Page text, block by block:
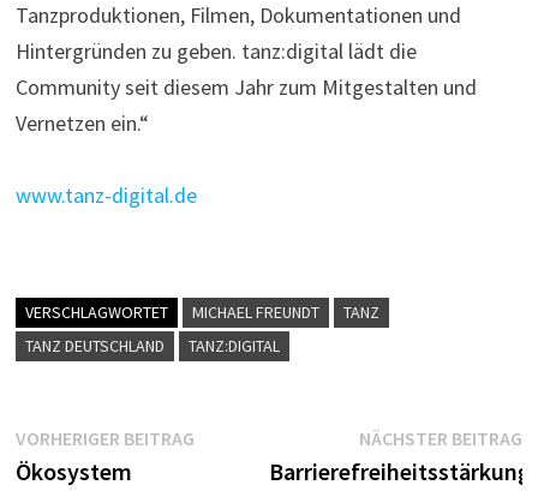
Tanzproduktionen, Filmen, Dokumentationen und
Hintergründen zu geben. tanz:digital lädt die
Community seit diesem Jahr zum Mitgestalten und
Vernetzen ein.“
www.tanz-digital.de
VERSCHLAGWORTET MICHAEL FREUNDT
TANZ
TANZ DEUTSCHLAND
TANZ:DIGITAL
Beitragsnavigation
VORHERIGER BEITRAG
Ökosystem
NÄCHSTER BEITRAG